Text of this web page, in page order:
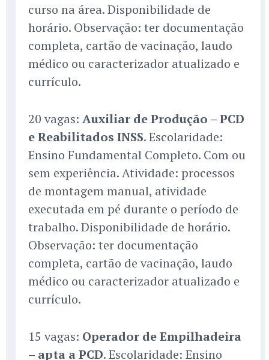
curso na área. Disponibilidade de
horário. Observação: ter documentação
completa, cartão de vacinação, laudo
médico ou caracterizador atualizado e
currículo.
20 vagas: Auxiliar de Produção – PCD
e Reabilitados INSS. Escolaridade:
Ensino Fundamental Completo. Com ou
sem experiência. Atividade: processos
de montagem manual, atividade
executada em pé durante o período de
trabalho. Disponibilidade de horário.
Observação: ter documentação
completa, cartão de vacinação, laudo
médico ou caracterizador atualizado e
currículo.
15 vagas: Operador de Empilhadeira
– apta a PCD. Escolaridade: Ensino